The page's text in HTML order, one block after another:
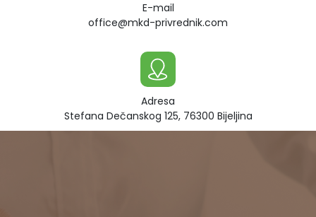
E-mail
office@mkd-privrednik.com
Adresa
Stefana Dečanskog 125, 76300 Bijeljina